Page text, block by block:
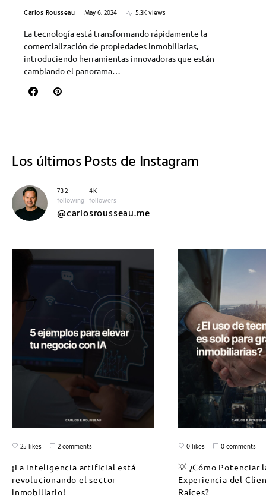
Carlos Rousseau May 6, 2024
5.3K views
La tecnología está transformando rápidamente la
comercialización de propiedades inmobiliarias,
introduciendo herramientas innovadoras que están
cambiando el panorama…
Los últimosPosts de Instagram
732
following
4K
followers
@carlosrousseau.me
25 likes
2 comments
¡La inteligencia artificial está
revolucionando el sector
inmobiliario!
0 likes
0 comments
💡 ¿Cómo Potenciar
Experiencia del
Raíces?